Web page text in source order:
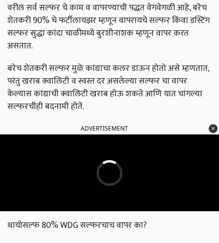
वरील सर्व सल्फर चे काम व वापरण्याची पद्धत वेगवेगळी आहे, बरेच
शेतकरी 90% चे फर्टीलायझर म्हणून वापरायचे सल्फर किंवा डस्टिंग
सल्फर सुद्धा कांदा चाळीमध्ये बुरशीनाशक म्हणून वापर करत
असतात.
बरेच शेतकरी सल्फर मुळे कांद्याचा कलर डाऊन होतो असे म्हणतात,
परंतु खराब क्वालिटी व स्वस्त दर असलेल्या सल्फर चा वापर
केल्यास कांद्याची क्वालिटी खराब होऊ शकते आणि यात चांगल्या
सल्फरचीही बदनामी होते.
ADVERTISEMENT
थायोसल्फ 80% WDG सल्फरचाच वापर का?